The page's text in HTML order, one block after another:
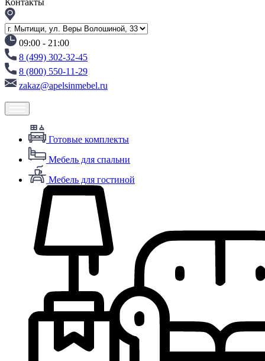
Контакты
09:00 - 21:00
8 (499) 302-32-45
8 (800) 550-11-29
zakaz@apelsinmebel.ru
Готовые комплекты
Мебель для спальни
Мебель для гостиной